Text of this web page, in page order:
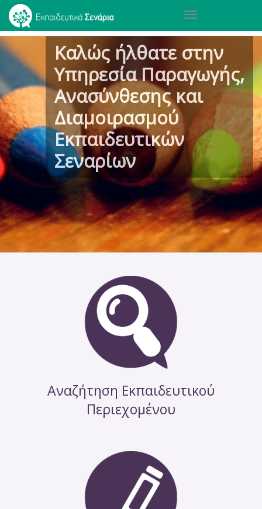
Παράκαμψη
προς
κυρίως
περιεχόμενο
Toggle
Καλώς ήλθατε στην
Υπηρεσία Παραγωγής,
Ανασύνθεσης και
Διαμοιρασμού
Εκπαιδευτικών
Σεναρίων
Αναζήτηση Εκπαιδευτικού
Περιεχομένου